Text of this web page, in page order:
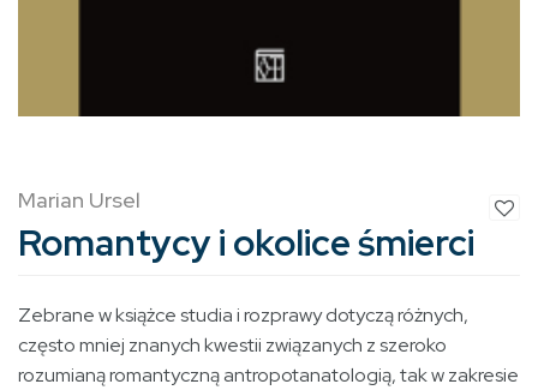
Marian Ursel
Romantycy i okolice śmierci
Zebrane w książce studia i rozprawy dotyczą różnych,
często mniej znanych kwestii związanych z szeroko
rozumianą romantyczną antropotanatologią, tak w zakresie